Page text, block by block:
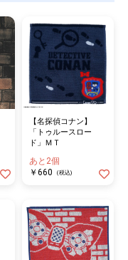
【名探偵コナン】
「トゥルースロー
ド」ＭＴ
あと2個
￥660
(税込)